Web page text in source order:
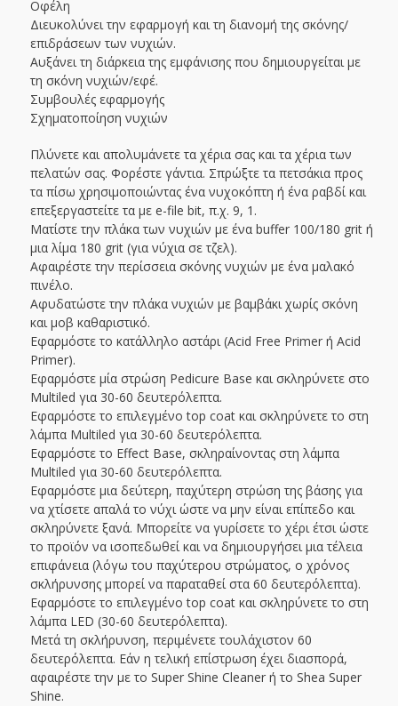
Οφέλη
Διευκολύνει την εφαρμογή και τη διανομή της σκόνης/
επιδράσεων των νυχιών.
Αυξάνει τη διάρκεια της εμφάνισης που δημιουργείται με
τη σκόνη νυχιών/εφέ.
Συμβουλές εφαρμογής
Σχηματοποίηση νυχιών
Πλύνετε και απολυμάνετε τα χέρια σας και τα χέρια των
πελατών σας. Φορέστε γάντια. Σπρώξτε τα πετσάκια προς
τα πίσω χρησιμοποιώντας ένα νυχοκόπτη ή ένα ραβδί και
επεξεργαστείτε τα με e-file bit, π.χ. 9, 1.
Ματίστε την πλάκα των νυχιών με ένα buffer 100/180 grit ή
μια λίμα 180 grit (για νύχια σε τζελ).
Αφαιρέστε την περίσσεια σκόνης νυχιών με ένα μαλακό
πινέλο.
Αφυδατώστε την πλάκα νυχιών με βαμβάκι χωρίς σκόνη
και μοβ καθαριστικό.
Εφαρμόστε το κατάλληλο αστάρι (Acid Free Primer ή Acid
Primer).
Εφαρμόστε μία στρώση Pedicure Base και σκληρύνετε στο
Multiled για 30-60 δευτερόλεπτα.
Εφαρμόστε το επιλεγμένο top coat και σκληρύνετε το στη
λάμπα Multiled για 30-60 δευτερόλεπτα.
Εφαρμόστε το Effect Base, σκληραίνοντας στη λάμπα
Multiled για 30-60 δευτερόλεπτα.
Εφαρμόστε μια δεύτερη, παχύτερη στρώση της βάσης για
να χτίσετε απαλά το νύχι ώστε να μην είναι επίπεδο και
σκληρύνετε ξανά. Μπορείτε να γυρίσετε το χέρι έτσι ώστε
το προϊόν να ισοπεδωθεί και να δημιουργήσει μια τέλεια
επιφάνεια (λόγω του παχύτερου στρώματος, ο χρόνος
σκλήρυνσης μπορεί να παραταθεί στα 60 δευτερόλεπτα).
Εφαρμόστε το επιλεγμένο top coat και σκληρύνετε το στη
λάμπα LED (30-60 δευτερόλεπτα).
Μετά τη σκλήρυνση, περιμένετε τουλάχιστον 60
δευτερόλεπτα. Εάν η τελική επίστρωση έχει διασπορά,
αφαιρέστε την με το Super Shine Cleaner ή το Shea Super
Shine.